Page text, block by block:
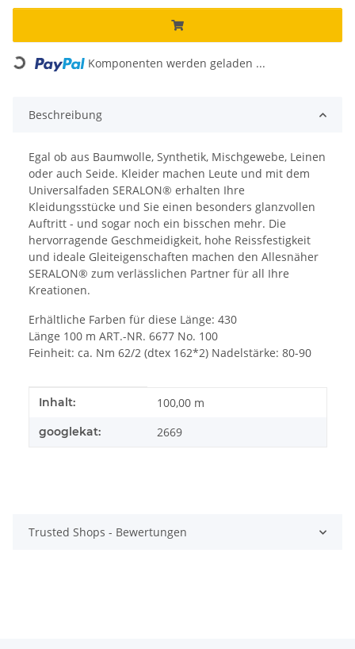
Loading... Komponenten werden geladen ...
Beschreibung
Egal ob aus Baumwolle, Synthetik, Mischgewebe, Leinen
oder auch Seide. Kleider machen Leute und mit dem
Universalfaden SERALON® erhalten Ihre
Kleidungsstücke und Sie einen besonders glanzvollen
Auftritt - und sogar noch ein bisschen mehr. Die
hervorragende Geschmeidigkeit, hohe Reissfestigkeit
und ideale Gleiteigenschaften machen den Allesnäher
SERALON® zum verlässlichen Partner für all Ihre
Kreationen.
Erhältliche Farben für diese Länge: 430
Länge 100 m ART.-NR. 6677 No. 100
Feinheit: ca. Nm 62/2 (dtex 162*2) Nadelstärke: 80-90
Produkteigenschaft
Wert
Inhalt: 100,00 m
googlekat: 2669
Trusted Shops - Bewertungen